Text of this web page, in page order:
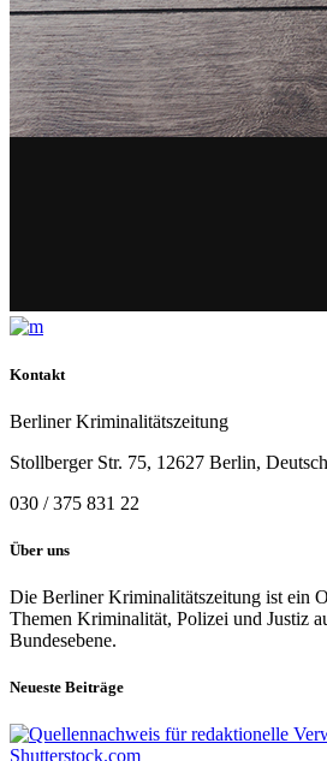
Kontakt
Berliner Kriminalitätszeitung
Stollberger Str. 75, 12627 Berlin,
030 / 375 831 22
Über uns
Die Berliner Kriminalitätszeitung ist ein
Themen Kriminalität, Polizei und Justiz
Bundesebene.
Neueste Beiträge